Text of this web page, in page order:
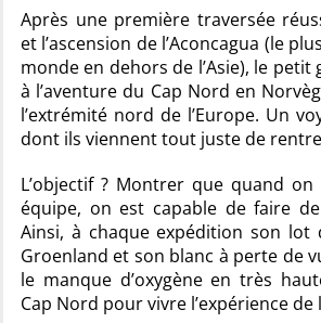
Après une première traversée
et l’ascension de l’Aconcagua (le
monde en dehors de l’Asie), le petit
à l’aventure du Cap Nord en
l’extrémité nord de l’Europe. Un
dont ils viennent tout juste de
L’objectif ? Montrer que quand on
équipe, on est capable de faire
Ainsi, à chaque expédition son lot
Groenland et son blanc à perte de
le manque d’oxygène en très
Cap Nord pour vivre l’expérience